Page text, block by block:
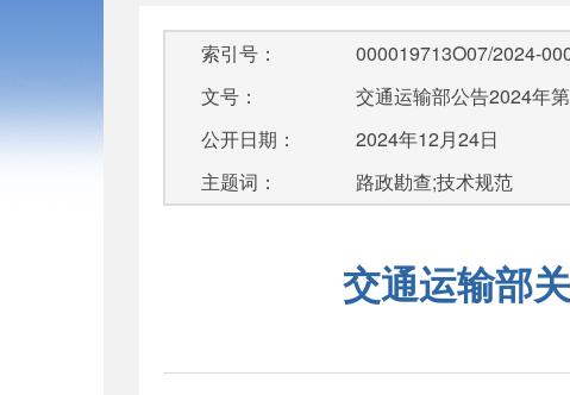
索引号：
000019713O07/2024-
文号：
交通运输部公告2024年
公开日期：
2024年12月24日
主题词：
路政勘查;技术规范
交通运输部